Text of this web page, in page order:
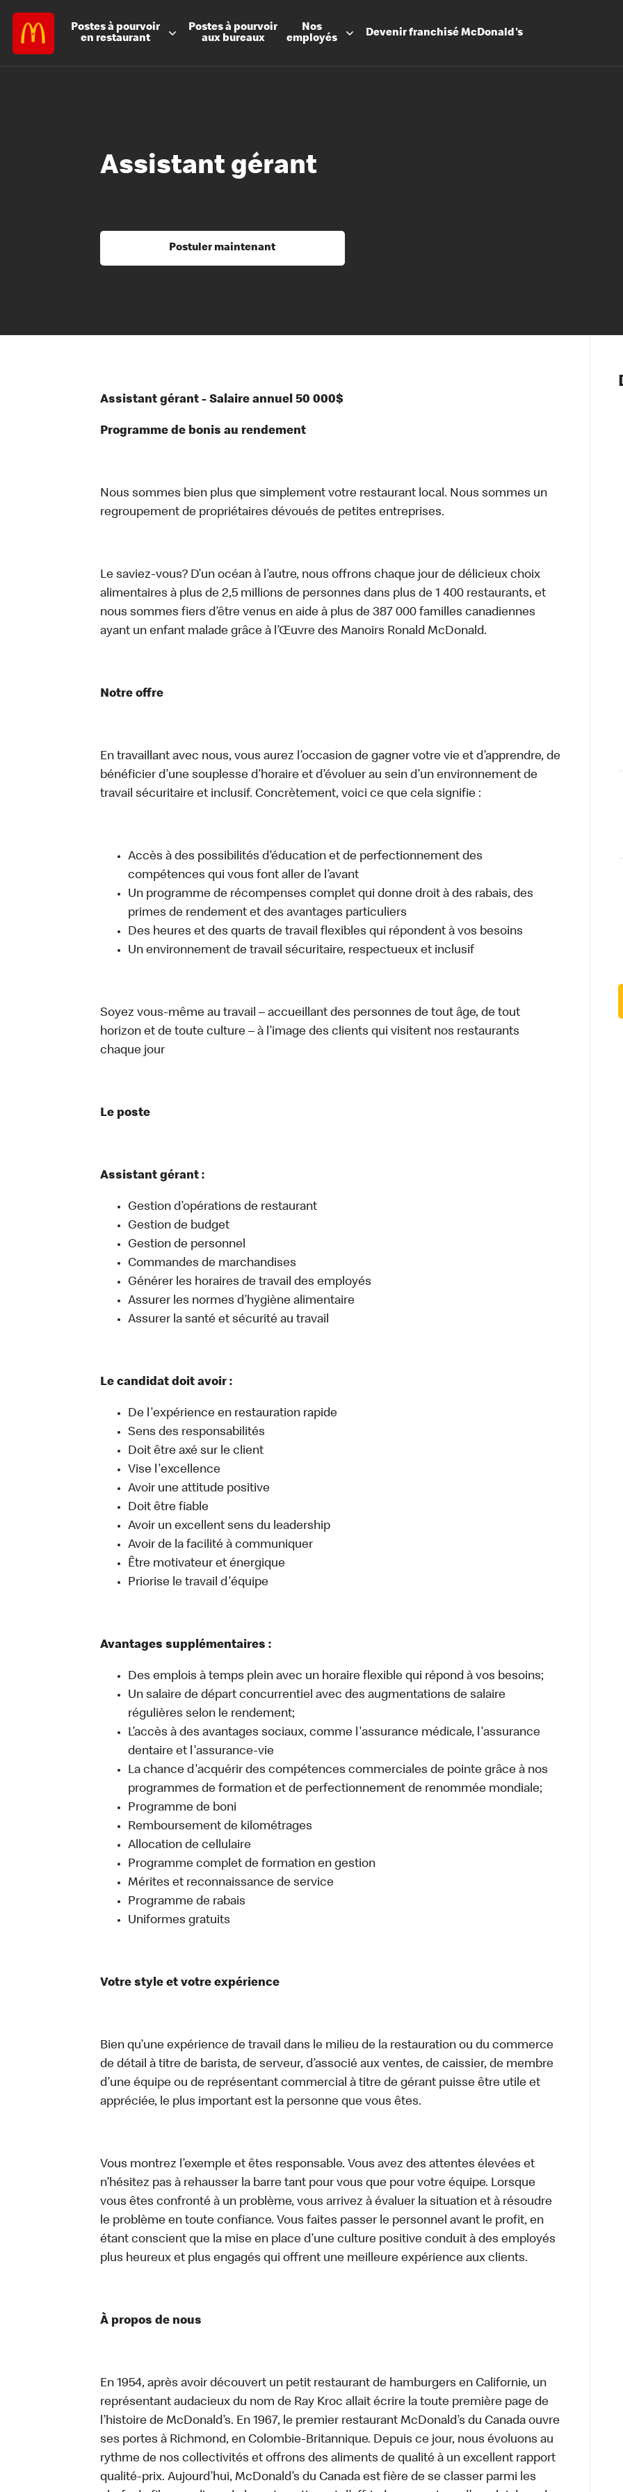
Postes à pourvoir
en restaurant
Postes à pourvoir
aux bureaux
Nos
employés
DevenirfranchiséMcDonald's
Les
Notre
Nos
Santé et
Assistant gérant
Postuler maintenant
Assistant gérant - Salaire annuel 50 000$
Programme de bonis au rendement
Nous sommes bien plus que simplement votre restaurant local. Nous sommes un
regroupement de propriétaires dévoués de petites entreprises.
Le saviez-vous? D’un océan à l’autre, nous offrons chaque jour de délicieux choix
alimentaires à plus de 2,5 millions de personnes dans plus de 1 400 restaurants, et
nous sommes fiers d’être venus en aide à plus de 387 000 familles canadiennes
ayant un enfant malade grâce à l’Œuvre des Manoirs Ronald McDonald.
Notre offre
En travaillant avec nous, vous aurez l’occasion de gagner votre vie et d’apprendre, de
bénéficier d’une souplesse d’horaire et d’évoluer au sein d’un environnement de
travail sécuritaire et inclusif. Concrètement, voici ce que cela signifie :
Accès à des possibilités d’éducation et de perfectionnement des
compétences qui vous font aller de l’avant
Un programme de récompenses complet qui donne droit à des rabais, des
primes de rendement et des avantages particuliers
Des heures et des quarts de travail flexibles qui répondent à vos besoins
Un environnement de travail sécuritaire, respectueux et inclusif
Soyez vous-même au travail – accueillant des personnes de tout âge, de tout
horizon et de toute culture – à l’image des clients qui visitent nos restaurants
chaque jour
Le poste
Assistant gérant :
Gestion d’opérations de restaurant
Gestion de budget
Gestion de personnel
Commandes de marchandises
Générer les horaires de travail des employés
Assurer les normes d’hygiène alimentaire
Assurer la santé et sécurité au travail
Le candidat doit avoir :
De l'expérience en restauration rapide
Sens des responsabilités
Doit être axé sur le client
Vise l'excellence
Avoir une attitude positive
Doit être fiable
Avoir un excellent sens du leadership
Avoir de la facilité à communiquer
Être motivateur et énergique
Priorise le travail d'équipe
Avantages supplémentaires :
Des emplois à temps plein avec un horaire flexible qui répond à vos besoins;
Un salaire de départ concurrentiel avec des augmentations de salaire
régulières selon le rendement;
L’accès à des avantages sociaux, comme l'assurance médicale, l'assurance
dentaire et l'assurance-vie
La chance d'acquérir des compétences commerciales de pointe grâce à nos
programmes de formation et de perfectionnement de renommée mondiale;
Programme de boni
Remboursement de kilométrages
Allocation de cellulaire
Programme complet de formation en gestion
Mérites et reconnaissance de service
Programme de rabais
Uniformes gratuits
Votre style et votre expérience
Bien qu’une expérience de travail dans le milieu de la restauration ou du commerce
de détail à titre de barista, de serveur, d’associé aux ventes, de caissier, de membre
d’une équipe ou de représentant commercial à titre de gérant puisse être utile et
appréciée, le plus important est la personne que vous êtes.
Vous montrez l’exemple et êtes responsable. Vous avez des attentes élevées et
n’hésitez pas à rehausser la barre tant pour vous que pour votre équipe. Lorsque
vous êtes confronté à un problème, vous arrivez à évaluer la situation et à résoudre
le problème en toute confiance. Vous faites passer le personnel avant le profit, en
étant conscient que la mise en place d’une culture positive conduit à des employés
plus heureux et plus engagés qui offrent une meilleure expérience aux clients.
À propos de nous
En 1954, après avoir découvert un petit restaurant de hamburgers en Californie, un
représentant audacieux du nom de Ray Kroc allait écrire la toute première page de
l’histoire de McDonald’s. En 1967, le premier restaurant McDonald’s du Canada ouvre
ses portes à Richmond, en Colombie-Britannique. Depuis ce jour, nous évoluons au
rythme de nos collectivités et offrons des aliments de qualité à un excellent rapport
qualité-prix. Aujourd’hui, McDonald’s du Canada est fière de se classer parmi les